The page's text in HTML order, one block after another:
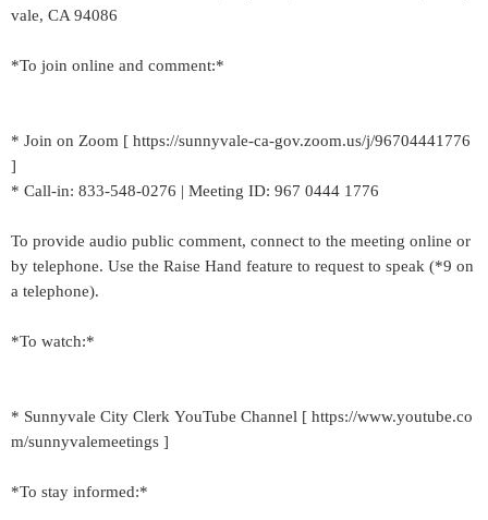
vale, CA 94086
*To join online and comment:*
* Join on Zoom [ https://sunnyvale-ca-gov.zoom.us/j/96704441776
]
* Call-in: 833-548-0276 | Meeting ID: 967 0444 1776
To provide audio public comment, connect to the meeting online or
by telephone. Use the Raise Hand feature to request to speak (*9 on
a telephone).
*To watch:*
* Sunnyvale City Clerk YouTube Channel [ https://www.youtube.co
m/sunnyvalemeetings ]
*To stay informed:*